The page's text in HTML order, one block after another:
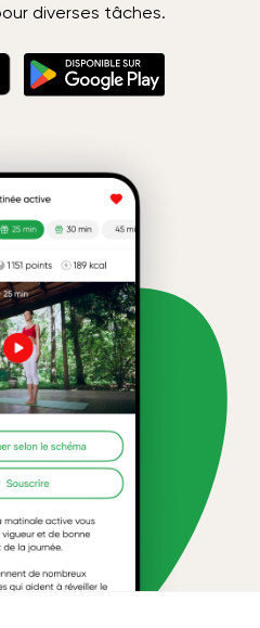
diverses tâches.